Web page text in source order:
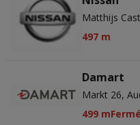
Matthijs
497 m
Damart
Markt 26,
499 mFermé